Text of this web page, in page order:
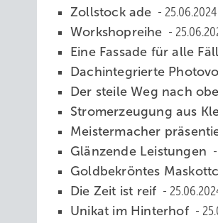
Zollstock ade
25.06.2024
Workshopreihe
Eine Fassad e für alle
Dachintegrierte
Der steile Weg nach
Stro merzeugung aus
Meistermacher
Glänzende Leistungen
Goldbekröntes
Die Zeit ist reif
Unikat im Hinterhof